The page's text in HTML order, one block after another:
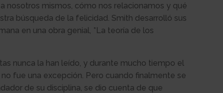
nosotros mismos, cómo nos relacionamos y qué
búsqueda de la felicidad. Smith desarrolló sus
en una obra genial, *La teoría de los
nunca la han leído, y durante mucho tiempo el
fue una excepción. Pero cuando finalmente se
de su disciplina, se dio cuenta de que